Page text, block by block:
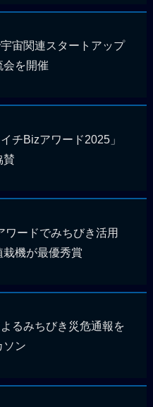
宙関連スタートアップ
会を開催
チBizアワード2025」
賛
ワードでみちびき活用
栽機が最優秀賞
るみちびき災危通報を
ソン